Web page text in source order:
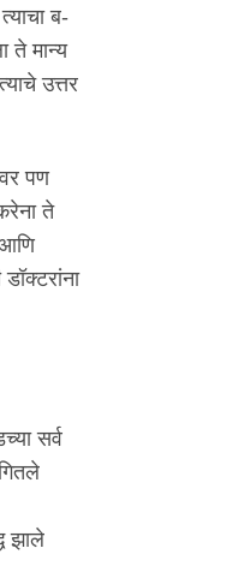
ब-
ते मान्य
उत्तर
पण
ते
सर्व
झाले